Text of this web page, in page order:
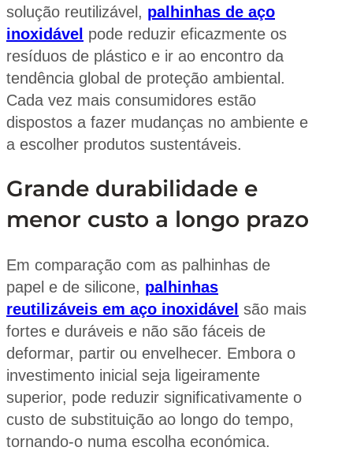
solução reutilizável, palhinhas de aço
inoxidável pode reduzir eficazmente os
resíduos de plástico e ir ao encontro da
tendência global de proteção ambiental.
Cada vez mais consumidores estão
dispostos a fazer mudanças no ambiente e
a escolher produtos sustentáveis.
Grande durabilidade e
menor custo a longo prazo
Em comparação com as palhinhas de
papel e de silicone, palhinhas
reutilizáveis em aço inoxidável são mais
fortes e duráveis e não são fáceis de
deformar, partir ou envelhecer. Embora o
investimento inicial seja ligeiramente
superior, pode reduzir significativamente o
custo de substituição ao longo do tempo,
tornando-o numa escolha económica.